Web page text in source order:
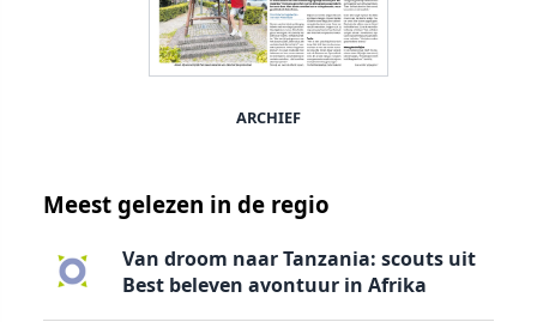
ARCHIEF
Meest gelezen in de regio
Van droom naar Tanzania: scouts uit
Best beleven avontuur in Afrika